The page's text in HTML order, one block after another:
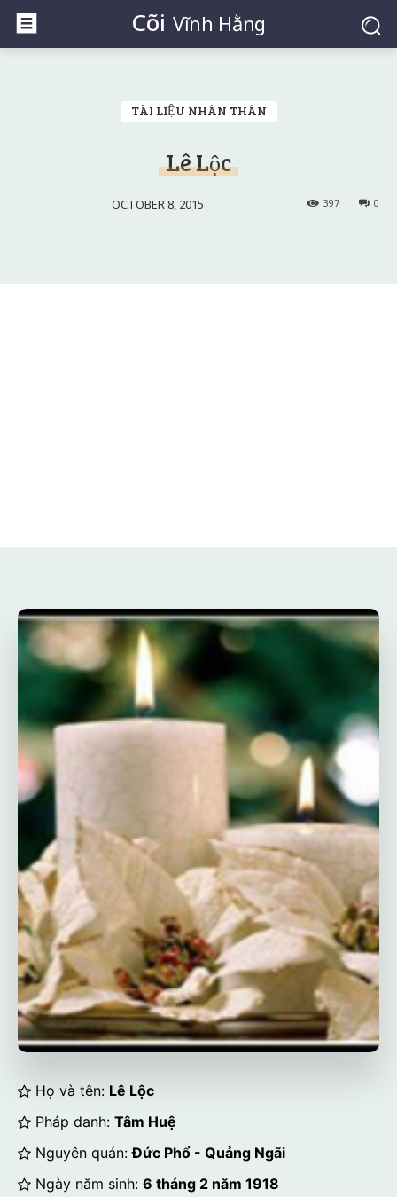
Cõi Vĩnh Hằng
TÀI LIỆU NHÂN THÂN
Lê Lộc
OCTOBER 8, 2015 0
397
Họ và tên: Lê Lộc
Pháp danh: Tâm Huệ
Nguyên quán: Đức Phổ - Quảng Ngãi
Ngày năm sinh: 6 tháng 2 năm 1918